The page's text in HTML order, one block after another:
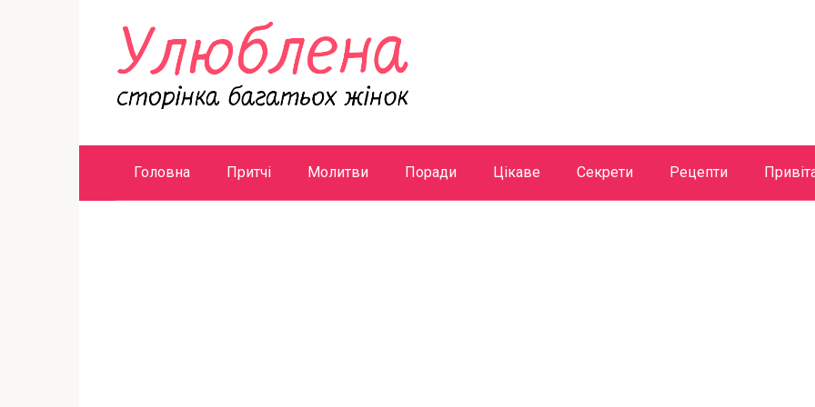
Головна Притчі Молитви Поради Цікаве Секрети Рецепти